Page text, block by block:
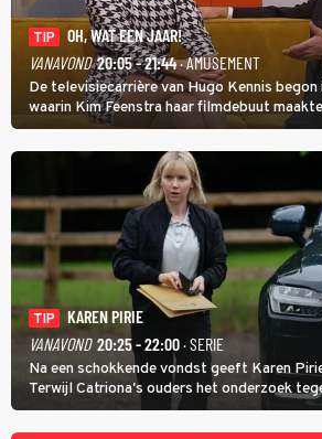
TIP
OH, WAT EEN JAAR!
VANAVOND 20:05 - 21:44· AMUSEMENT
De televisiecarrière van Hugo Kennis
waarin Kim Feenstra haar filmdebuut
Oh, Wat een Jaar! wordt duidelijk wat ze
jaar waarin ze allebei eindtwintigers waren.
TIP
KAREN PIRIE
VANAVOND 20:25 - 22:00· SERIE
Na een schokkende vondst geeft Karen
Terwijl Catriona's ouders het onderzoek
speuren naar Adam. In deze slotaflevering
spoor via Frankrijk en Italië naar Malta.